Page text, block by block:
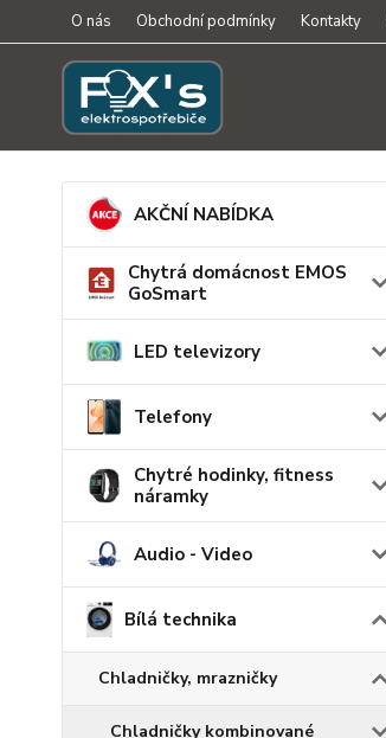
O nás Obchodní podmínky Kontakty
AKČNÍ NABÍDKA
Chytrá domácnost EMOS
GoSmart
LED televizory
Telefony
Chytré hodinky, fitness
náramky
Audio - Video
Bílá technika
Chladničky, mrazničky
Chladničky kombinované